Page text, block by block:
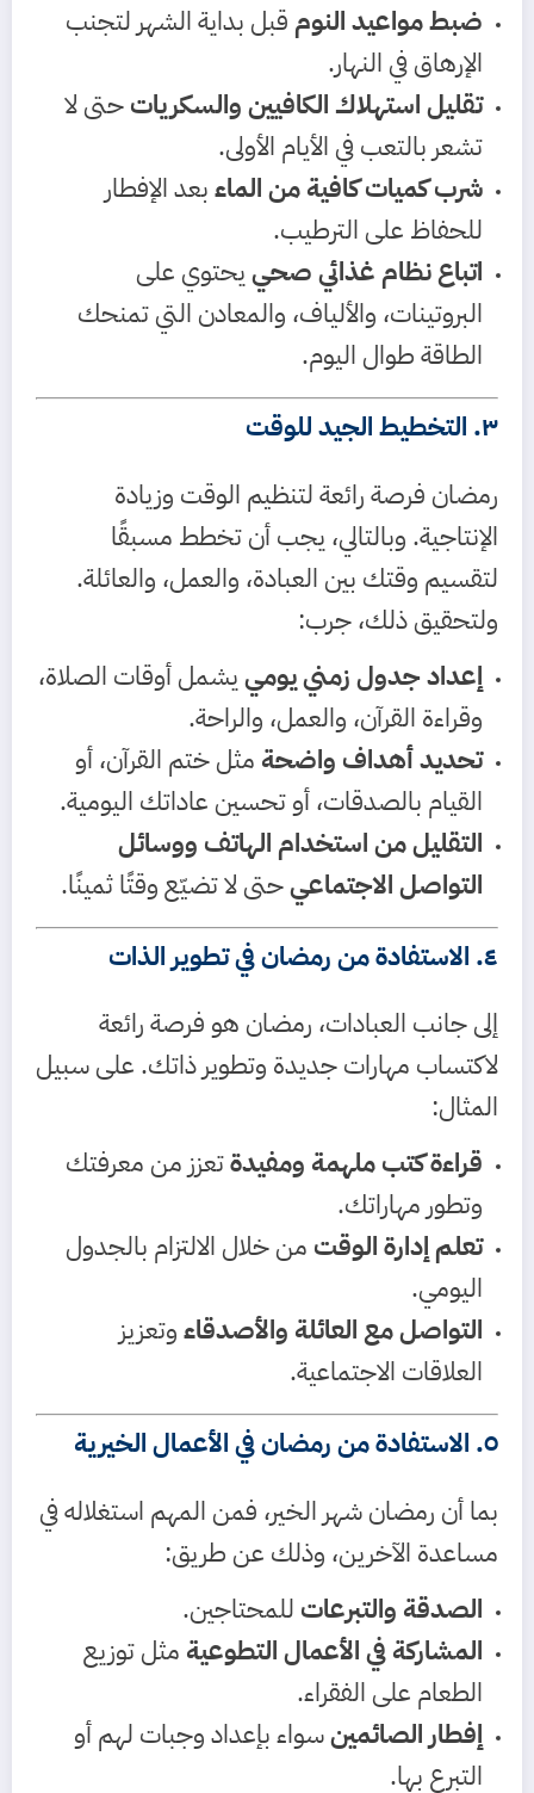
ضبط مواعيد النوم قبل بداية الشهر لتجنب
الإرهاق في النهار.
تقليل استهلاك الكافيين والسكرياتحتى لا
تشعر بالتعب في الأيام الأولى.
شرب كميات كافية من الماءبعد الإفطار
للحفاظ على الترطيب.
اتباع نظام غذائي صحييحتوي على
البروتينات، والألياف، والمعادن التي تمنحك
الطاقة طوال اليوم.
٣. التخطيط الجيد للوقت
رمضان فرصة رائعة لتنظيم الوقت وزيادة
الإنتاجية. وبالتالي، يجب أن تخطط مسبقًا
لتقسيم وقتك بين العبادة، والعمل، والعائلة.
ولتحقيق ذلك، جرب:
إعداد جدول زمني يومييشمل أوقات الصلاة،
وقراءة القرآن، والعمل، والراحة.
تحديد أهداف واضحة مثل ختم القرآن، أو
القيام بالصدقات، أو تحسين عاداتك اليومية.
التقليل من استخدام الهاتف ووسائل
التواصل الاجتماعيحتى لا تضيّع وقتًا ثمينًا.
٤. الاستفادة من رمضان في تطوير الذات
إلى جانب العبادات، رمضان هو فرصة رائعة
لاكتساب مهارات جديدة وتطوير ذاتك. على سبيل
المثال:
قراءة كتب ملهمة ومفيدةتعزز من معرفتك
وتطور مهاراتك.
تعلم إدارة الوقت من خلال الالتزام بالجدول
اليومي.
التواصل مع العائلة والأصدقاءوتعزيز
العلاقات الاجتماعية.
٥. الاستفادة من رمضان في الأعمال الخيرية
بما أن رمضان شهر الخير، فمن المهم استغلاله في
مساعدة الآخرين، وذلك عن طريق:
الصدقة والتبرعات للمحتاجين.
المشاركة في الأعمال التطوعية مثل توزيع
الطعام على الفقراء.
إفطار الصائمينسواء بإعداد وجبات لهم أو
التبرع بها.